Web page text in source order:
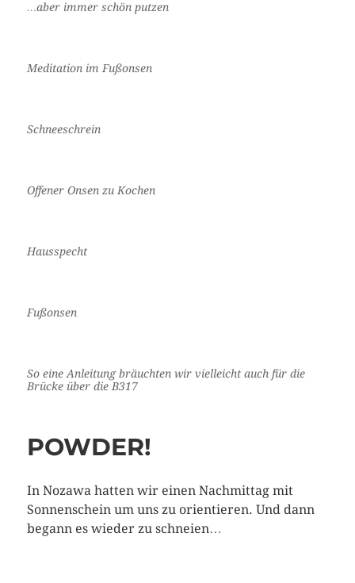
…aber immer schön putzen
Meditation im Fußonsen
Schneeschrein
Offener Onsen zu Kochen
Hausspecht
Fußonsen
So eine Anleitung bräuchten wir vielleicht auch für die
Brücke über die B317
POWDER!
In Nozawa hatten wir einen Nachmittag mit
Sonnenschein um uns zu orientieren. Und dann
begann es wieder zu schneien…